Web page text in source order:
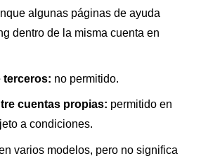
algunas páginas de ayuda
dentro de la misma cuenta en
terceros: no permitido.
cuentas propias: permitido en
a condiciones.
varios modelos, pero no significa